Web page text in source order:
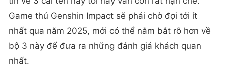
Game thủ Genshin Impact sẽ phải chờ đợi tới ít
nhất qua năm 2025, mới có thể nắm bắt rõ hơn về
bộ 3 này để đưa ra những đánh giá khách quan
nhất.